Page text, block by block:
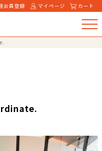
会員登録 マイページ カート